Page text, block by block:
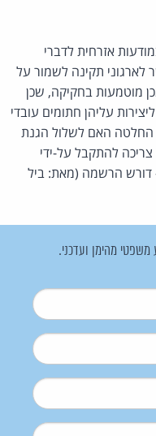
אזרחית לדברי
לארגוני תקינה לשמור על
מוטמעות בחקיקה, שכן
עליהן חתומים עובדי
האם לשלול הגנת
צריכה להתקבל על-ידי
דורש הרשמה (מאת: ביל
משפטי מהימן ועדכני.